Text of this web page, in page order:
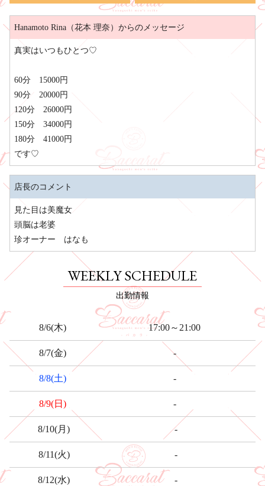
Hanamoto Rina（花本 理奈）からのメッセージ
真実はいつもひとつ♡
60分 15000円
90分 20000円
120分 26000円
150分 34000円
180分 41000円
です♡
店長のコメント
見た目は美魔女
頭脳は老婆
珍オーナー はなも
WEEKLY SCHEDULE
出勤情報
8/6(木) 17:00～21:00
8/7(金) -
8/8(土) -
8/9(日) -
8/10(月) -
8/11(火) -
8/12(水) -